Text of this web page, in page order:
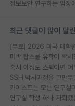
최근 댓글이 많이 달
미박 탑스쿨 유학이 빡세
혹시 이정도 스펙이면
카이스트는 모든 연구실
연구실 학생 하나 자퇴했